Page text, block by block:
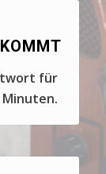
für
Minuten.